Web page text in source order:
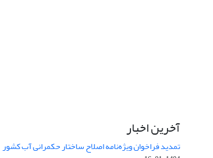
آخرین اخبار
تمدید فراخوان ویژه‌نامه اصلاح ساختار حکمرانی آب کشور